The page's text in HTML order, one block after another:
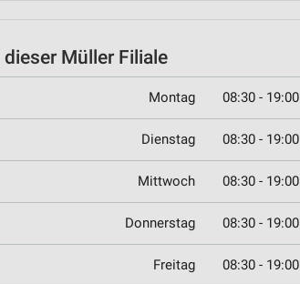
dieser Müller Filiale
Montag 08:30 - 19:00
Dienstag 08:30 - 19:00
Mittwoch 08:30 - 19:00
Donnerstag 08:30 - 19:00
Freitag 08:30 - 19:00